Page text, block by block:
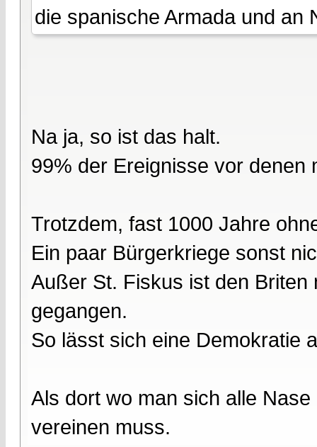
die spanische Armada und an
Na ja, so ist das halt.
99% der Ereignisse vor denen
Trotzdem, fast 1000 Jahre
Ein paar Bürgerkriege sonst
Außer St. Fiskus ist den Briten
gegangen.
So lässt sich eine Demokratie
Als dort wo man sich alle
vereinen muss.